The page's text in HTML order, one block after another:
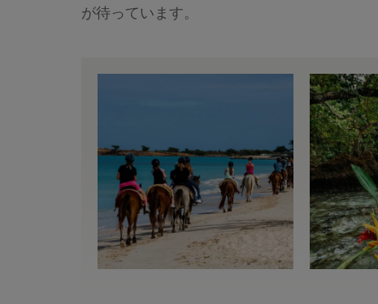
が待っています。